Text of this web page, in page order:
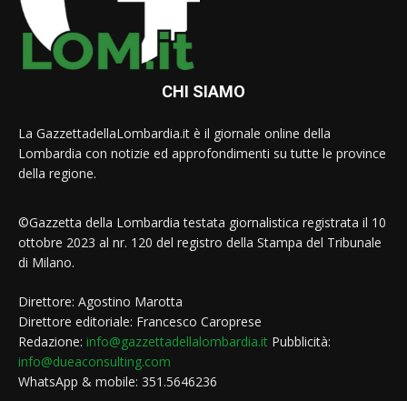
CHI SIAMO
La GazzettadellaLombardia.it è il giornale online della
Lombardia con notizie ed approfondimenti su tutte le province
della regione.
©Gazzetta della Lombardia testata giornalistica registrata il 10
ottobre 2023 al nr. 120 del registro della Stampa del Tribunale
di Milano.
Direttore: Agostino Marotta
Direttore editoriale: Francesco Caroprese
Redazione: info@gazzettadellalombardia.it Pubblicità:
info@dueaconsulting.com
WhatsApp & mobile: 351.5646236